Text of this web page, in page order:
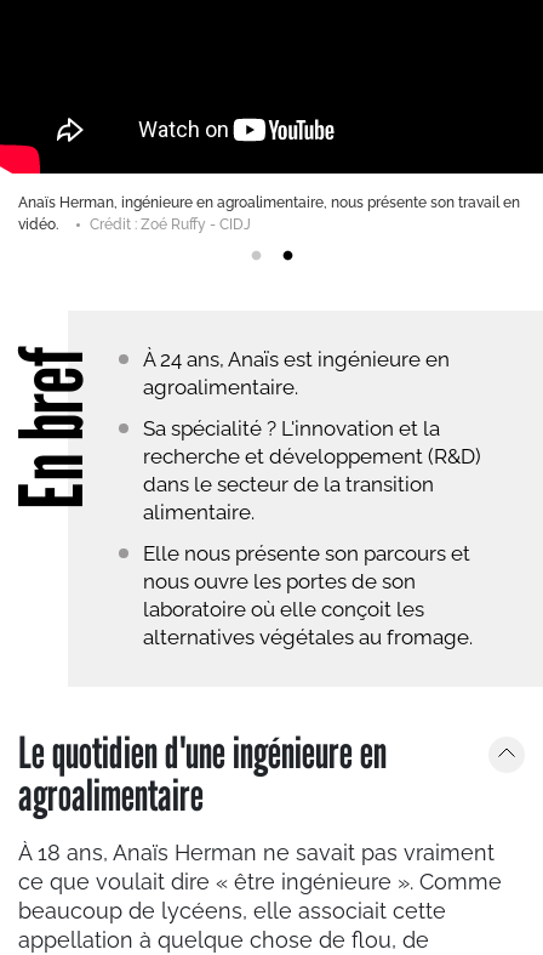
bref
À 24 ans, Anaïs est ingénieure en
agroalimentaire.
Sa spécialité ? L'innovation et la
recherche et développement (R&D)
dans le secteur de la transition
alimentaire.
Elle nous présente son parcours et
nous ouvre les portes de son
laboratoire où elle conçoit les
alternatives végétales au fromage.
scientifiques sontindispensables pour
Crédit : Zoé Ruffy - CIDJ
Anaïs Herman, ingénieure
Le quotidien d'une ingénieure en
agroalimentaire
À 18 ans, Anaïs Herman ne savait pas vraiment
ce que voulait dire « être ingénieure ». Comme
beaucoup de lycéens, elle associait cette
appellation à quelque chose de flou, de